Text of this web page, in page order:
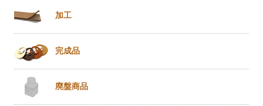
加工
完成品
廃盤商品